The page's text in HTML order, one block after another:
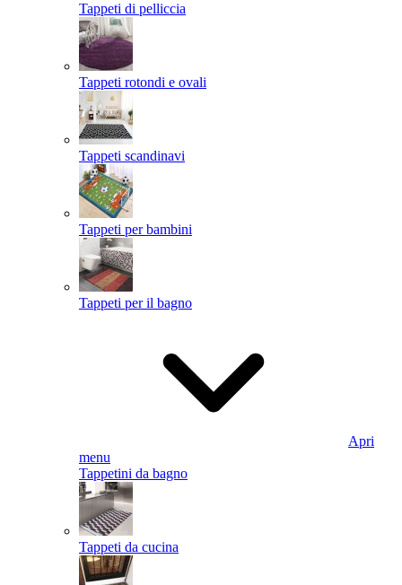
Tappeti di pelliccia
Tappeti rotondi e ovali
Tappeti scandinavi
Tappeti per bambini
Tappeti per il bagno
Apri
menu
Tappetini da bagno
Tappeti da cucina